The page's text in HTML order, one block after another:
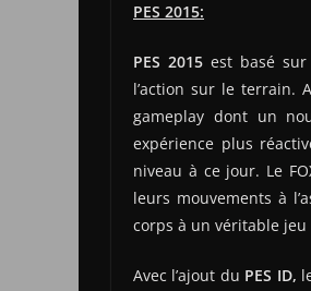
PES 2015:
PES 2015est basé sur
l’action sur le terrain.
gameplay dont un
expérience plus
niveau à ce jour. Le
leurs mouvements à
corps à un véritable jeu
Avec l’ajout du PES ID,